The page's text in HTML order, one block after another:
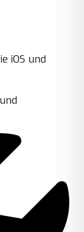
iOS und